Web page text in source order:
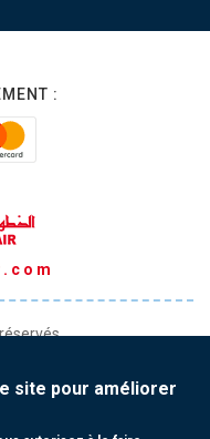
:
site pour améliorer